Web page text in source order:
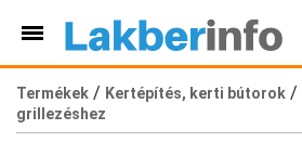
Termékek / Kertépítés, kerti bútorok /
grillezéshez